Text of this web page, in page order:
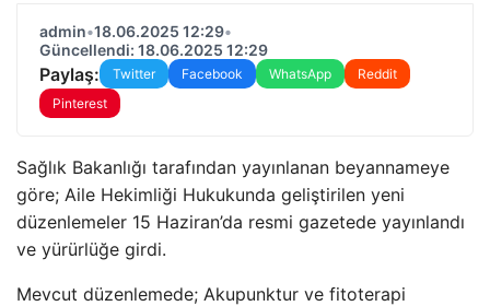
admin•18.06.2025 12:29•
Güncellendi: 18.06.2025 12:29
Paylaş: Twitter Facebook WhatsApp
Reddit
Pinterest
Sağlık Bakanlığı tarafından yayınlanan beyannameye
göre; Aile Hekimliği Hukukunda geliştirilen yeni
düzenlemeler 15 Haziran’da resmi gazetede yayınlandı
ve yürürlüğe girdi.
Mevcut düzenlemede; Akupunktur ve fitoterapi